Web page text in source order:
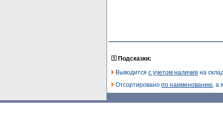
Подсказки:
Выводится с учетом наличия на
Отсортировано по наименованию, а